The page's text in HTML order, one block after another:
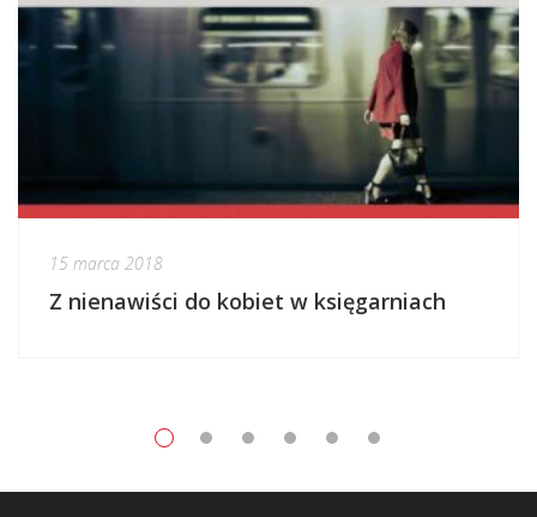
15 marca 2018
Z nienawiści do kobiet w księgarniach